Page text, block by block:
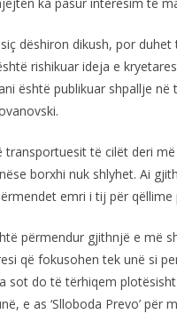
ka pasur interesim të
dëshiron dikush, por
rishikuar ideja e
është publikuar shpallje
të cilët deri
borxhi nuk shlyhet. Ai
emri i tij për qëllime
përmendur gjithnjë e më
që fokusohen tek unë si
sot do të tërhiqem
e as ‘Slloboda Prevo’ për